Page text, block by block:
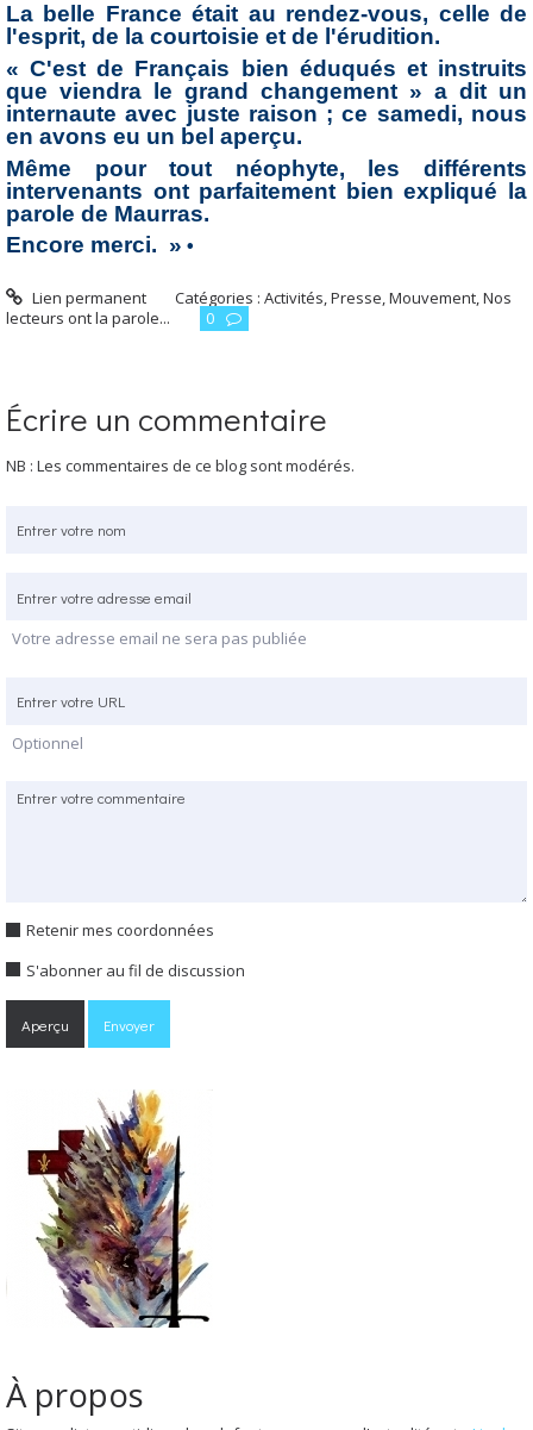
La belle France était au rendez-vous, celle de
l'esprit, de la courtoisie et de l'érudition.
« C'est de Français bien éduqués et instruits
que viendra le grand changement » a dit un
internaute avec juste raison ; ce samedi, nous
en avons eu un bel aperçu.
Même pour tout néophyte, les différents
intervenants ont parfaitement bien expliqué la
parole de Maurras.
Encore merci. » •
Lien permanent Catégories :Activités, Presse, Mouvement,Nos
lecteurs ont la parole...
0
Écrire un commentaire
NB : Les commentaires de ce blog sont modérés.
Votre adresse email ne sera pas publiée
Optionnel
Retenir mes coordonnées
S'abonner au fil de discussion
À propos